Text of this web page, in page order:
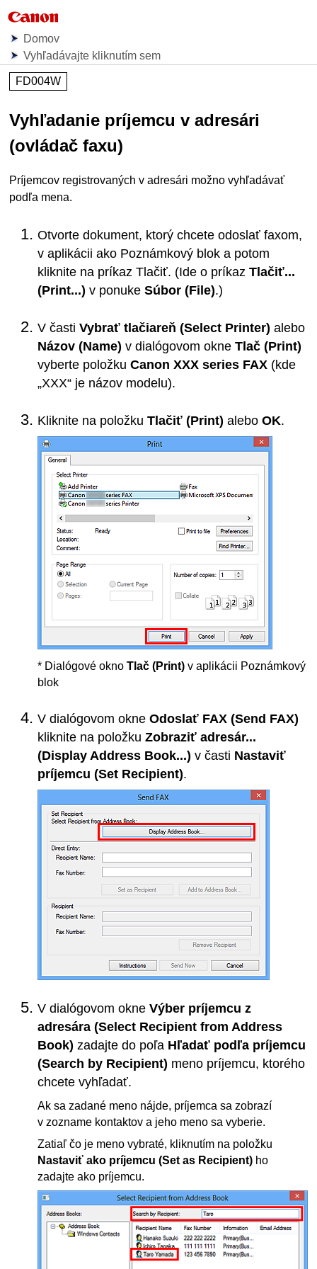
Domov
Vyhľadávajte kliknutím sem
FD004W
Vyhľadanie príjemcu v adresári
(ovládač faxu)
Príjemcov registrovaných v adresári možno vyhľadávať
podľa mena.
Otvorte dokument, ktorý chcete odoslať faxom,
v aplikácii ako Poznámkový blok a potom
kliknite na príkaz Tlačiť. (Ide o príkazTlačiť...
(Print...) v ponukeSúbor (File).)
V častiVybrať tlačiareň (Select Printer) alebo
Názov (Name) v dialógovom okneTlač (Print)
vyberte položkuCanon XXX series FAX (kde
„XXX“ je názov modelu).
Kliknite na položkuTlačiť (Print) aleboOK.
* Dialógové oknoTlač (Print) v aplikácii Poznámkový
blok
V dialógovom okneOdoslať FAX (Send FAX)
kliknite na položkuZobraziť adresár...
(Display Address Book...) v časti Nastaviť
príjemcu (Set Recipient).
V dialógovom okneVýber príjemcu z
adresára (Select Recipient from Address
Book) zadajte do poľa Hľadať podľa príjemcu
(Search by Recipient) meno príjemcu, ktorého
chcete vyhľadať.
Ak sa zadané meno nájde, príjemca sa zobrazí
v zozname kontaktov a jeho meno sa vyberie.
Zatiaľ čo je meno vybraté, kliknutím na položku
Nastaviť ako príjemcu (Set as Recipient) ho
zadajte ako príjemcu.